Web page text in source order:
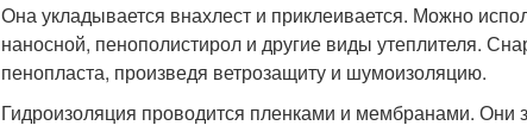
Она укладывается внахлест и приклеивается. Можно
наносной, пенополистирол и другие виды утеплителя.
пенопласта, произведя ветрозащиту и шумоизоляцию.
Гидроизоляция проводится пленками и мембранами. Они